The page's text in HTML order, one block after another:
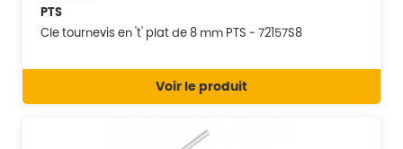
PTS
Cle tournevis en 't' plat de 8 mm PTS - 72157S8
Voir le produit